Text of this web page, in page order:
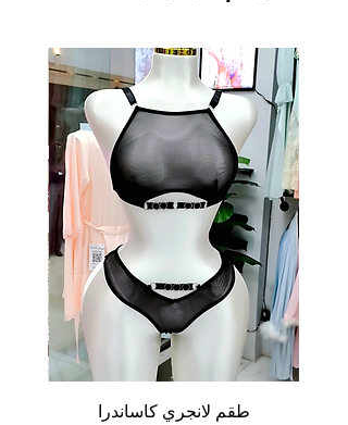
طقم لانجري كاساندرا